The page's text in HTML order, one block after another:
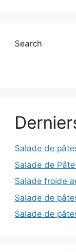
Search
Salade de
Salade de
Salade froide
Salade de
Salade de